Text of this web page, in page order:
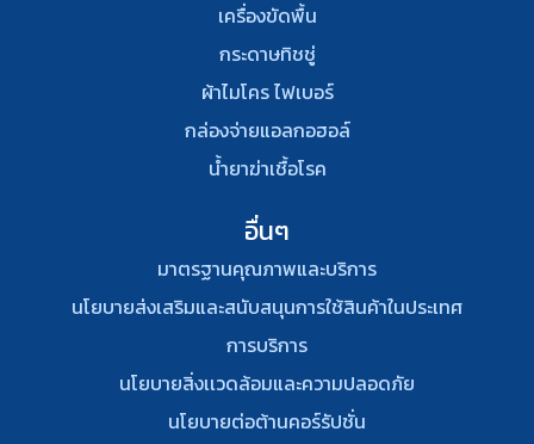
เครื่องขัดพื้น
กระดาษทิชชู่
ผ้าไมโคร ไฟเบอร์
กล่องจ่ายแอลกอฮอล์
น้ำยาฆ่าเชื้อโรค
อื่นๆ
มาตรฐานคุณภาพและบริการ
นโยบายส่งเสริมและสนับสนุนการใช้สินค้าในประเทศ
การบริการ
นโยบายสิ่งเเวดล้อมและความปลอดภัย
นโยบายต่อต้านคอร์รัปชั่น